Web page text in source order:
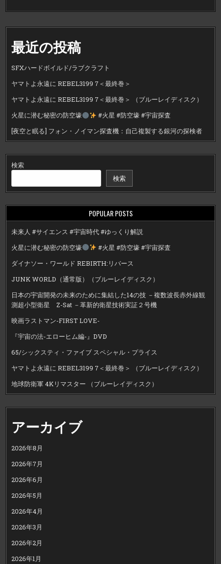
最近の投稿
SFXハードボイルド/ラブクラフト
ヤマトよ永遠に REBEL3199 7＜最終巻＞
ヤマトよ永遠に REBEL3199 7＜最終巻＞ （ブルーレイディスク）
火星に潜む秘密の防空壕
#火星 #防空壕 #宇宙探査
[夜空と眠る] フォン・ノイマン探査機：自己複製する銀河の探検者
検索
検索
POPULAR POSTS
未来人 #サイエンス #宇宙時代 #ゆっくり解説
火星に潜む秘密の防空壕
#火星 #防空壕 #宇宙探査
ダイナソー・ワールド REBIRTH:リバース
JUNK WORLD（通常版）（ブルーレイディスク）
日本の宇宙開発の未来のために集結した14の技 －複数波長赤外線観
測超小型衛星 Z-Sat －革新的衛星技術実証２号機
映画ラストマン-FIRST LOVE-
『宇宙の法-エローヒム編-』DVD
65/シックスティ・ファイブ スペシャル・プライス
ヤマトよ永遠に REBEL3199 7＜最終巻＞ （ブルーレイディスク）
地球防衛軍 4Kリマスター （ブルーレイディスク）
アーカイブ
2026年8月
2026年7月
2026年6月
2026年5月
2026年4月
2026年3月
2026年2月
2026年1月